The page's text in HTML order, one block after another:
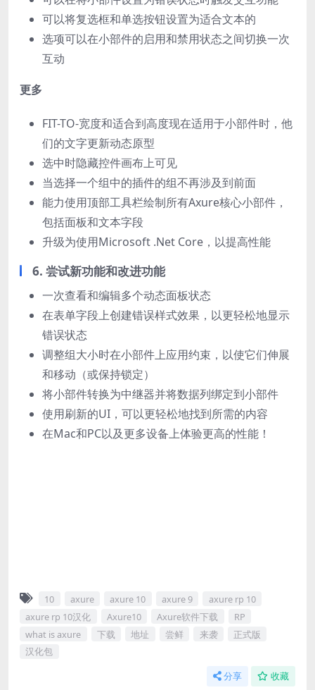
可以将复选框和单选按钮设置为适合文本的
选项可以在小部件的启用和禁用状态之间切换一次
互动
更多
FIT-TO-宽度和适合到高度现在适用于小部件时，他
们的文字更新动态原型
选中时隐藏控件画布上可见
当选择一个组中的插件的组不再涉及到前面
能力使用顶部工具栏绘制所有Axure核心小部件，
包括面板和文本字段
升级为使用Microsoft .Net Core，以提高性能
6. 尝试新功能和改进功能
一次查看和编辑多个动态面板状态
在表单字段上创建错误样式效果，以更轻松地显示
错误状态
调整组大小时在小部件上应用约束，以使它们伸展
和移动（或保持锁定）
将小部件转换为中继器并将数据列绑定到小部件
使用刷新的UI，可以更轻松地找到所需的内容
在Mac和PC以及更多设备上体验更高的性能！
10 axure axure 10 axure 9
axure rp 10
axure rp 10汉化
Axure10 Axure软件下载
RP
what is axure
下载 地址 尝鲜 来袭
正式版
汉化包
分享 收藏